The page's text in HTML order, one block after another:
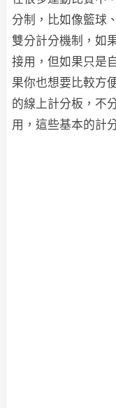
分制，比如像籃球
雙分計分機制，如
接用，但如果只是
果你也想要比較方
的線上計分板，不
用，這些基本的計